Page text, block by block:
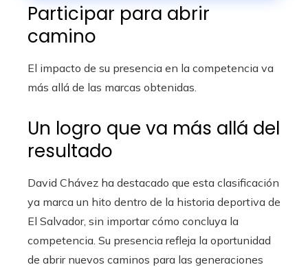
Participar para abrir
camino
El impacto de su presencia en la competencia va
más allá de las marcas obtenidas.
Un logro que va más allá del
resultado
David Chávez ha destacado que esta clasificación
ya marca un hito dentro de la historia deportiva de
El Salvador, sin importar cómo concluya la
competencia. Su presencia refleja la oportunidad
de abrir nuevos caminos para las generaciones